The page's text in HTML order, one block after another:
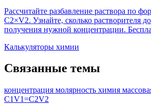
Рассчитайте разбавление раствора по
C2×V2. Узнайте, сколько растворителя
получения нужной концентрации.
Калькуляторы химии
Связанные темы
концентрация молярность химия
C1V1=C2V2